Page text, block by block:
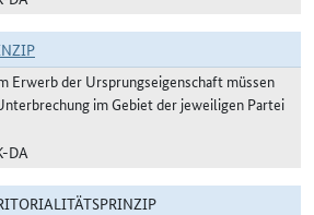
Erwerb der Ursprungseigenschaft müssen
im Gebiet der jeweiligen Partei
DA